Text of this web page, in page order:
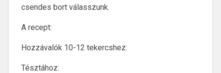
csendes bort válasszunk.
A recept:
Hozzávalók 10-12 tekercshez:
Tésztához: